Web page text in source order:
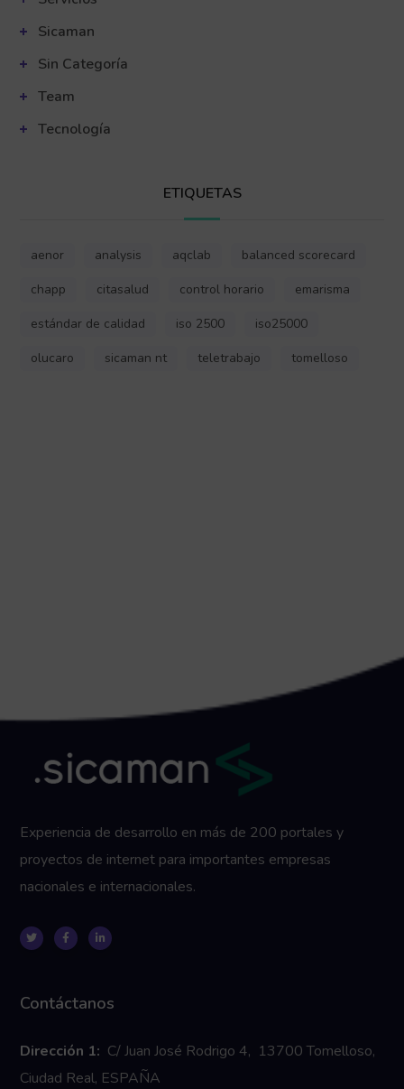
Sicaman
Sin Categoría
Team
Tecnología
ETIQUETAS
aenor analysis aqclab
balanced scorecard
chapp
citasalud control horario
emarisma
estándar de calidad
iso 2500
iso25000
olucaro
sicaman nt teletrabajo tomelloso
Experiencia de desarrollo en más de 200 portales y
proyectos de internet para importantes empresas
nacionales e internacionales.
Contáctanos
Dirección 1: C/ Juan José Rodrigo 4, 13700 Tomelloso,
Ciudad Real, ESPAÑA